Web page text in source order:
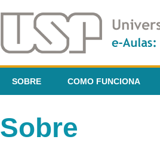
SOBRE COMO FUNCIONA
Sobre